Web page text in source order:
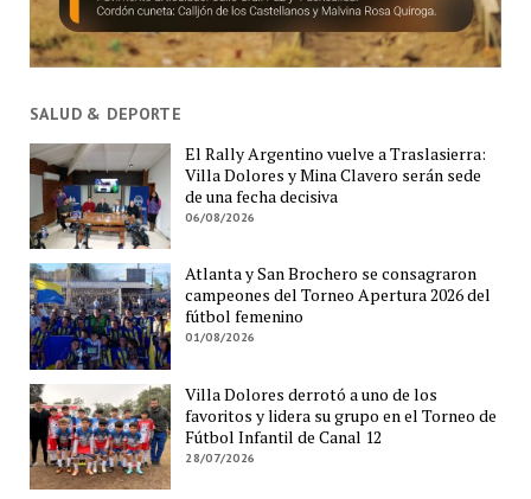
SALUD & DEPORTE
El Rally Argentino vuelve a Traslasierra:
Villa Dolores y Mina Clavero serán sede
de una fecha decisiva
06/08/2026
Atlanta y San Brochero se consagraron
campeones del Torneo Apertura 2026 del
fútbol femenino
01/08/2026
Villa Dolores derrotó a uno de los
favoritos y lidera su grupo en el Torneo de
Fútbol Infantil de Canal 12
28/07/2026